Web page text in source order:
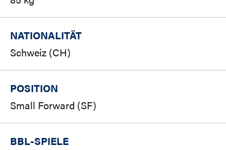
NATIONALITÄT
Schweiz (CH)
POSITION
Small Forward (SF)
BBL-SPIELE